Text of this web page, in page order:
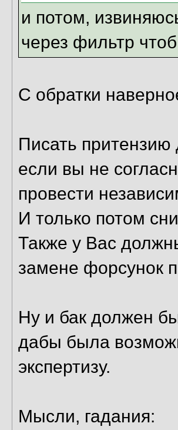
и потом,
через фильтр
С обратки
Писать притензию
если вы не
провести
И только потом
Также у Вас
замене форсунок
Ну и бак должен
дабы была
экспертизу.
Мысли, гадания: